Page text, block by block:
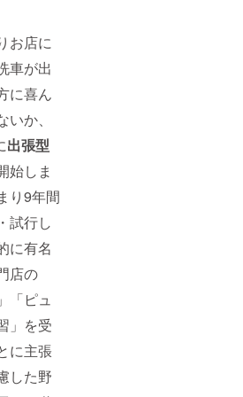
お店に
車が出
に喜ん
か、
出張型
始しま
り9年間
試行し
に有名
店の
「ピュ
」を受
に主張
した野